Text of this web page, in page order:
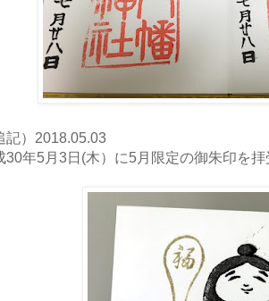
記）2018.05.03
30年5月3日(木）に5月限定の御朱印を